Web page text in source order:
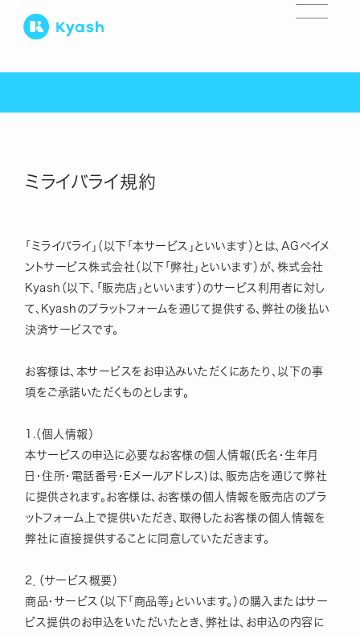
ミライバライ規約
「ミライバライ」（以下「本サービス」といいます）とは、AGペイメ
ントサービス株式会社（以下「弊社」といいます）が、株式会社
Kyash（以下、「販売店」といいます）のサービス利用者に対し
て、Kyashのプラットフォームを通じて提供する、弊社の後払い
決済サービスです。
お客様は、本サービスをお申込みいただくにあたり、以下の事
項をご承諾いただくものとします。
1.（個人情報）
本サービスの申込に必要なお客様の個人情報(氏名・生年月
日・住所・電話番号・Eメールアドレス)は、販売店を通じて弊社
に提供されます。お客様は、お客様の個人情報を販売店のプラ
ットフォーム上で提供いただき、取得したお客様の個人情報を
弊社に直接提供することに同意していただきます。
2．（サービス概要）
商品・サービス（以下「商品等」といいます。）の購入またはサー
ビス提供のお申込をいただいたとき、弊社は、お申込の内容に